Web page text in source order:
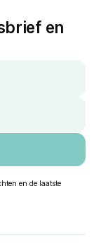
en
en de laatste